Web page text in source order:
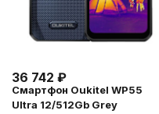
36 742 ₽
Смартфон Oukitel WP55
Ultra 12/512Gb Grey